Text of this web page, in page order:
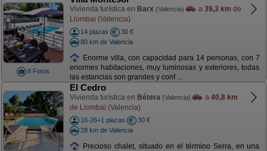
8 Fotos
Vivienda turística en Barx (Valencia) a 39,3 km de
Llombai (Valencia)
14 plazas
30 €
80 km de Valencia
Enorme villa, con capacidad para 14 personas, con 7
enormes habitaciones, muy luminosas y exteriores, todas
las estancias son grandes y conf ...
El Cedro
Vivienda turística en Bétera (Valencia) a 40,8 km
de Llombai (Valencia)
16-26+1 plazas
30 €
28 km de Valencia
Precioso chalet, situado en el término Serra, en una